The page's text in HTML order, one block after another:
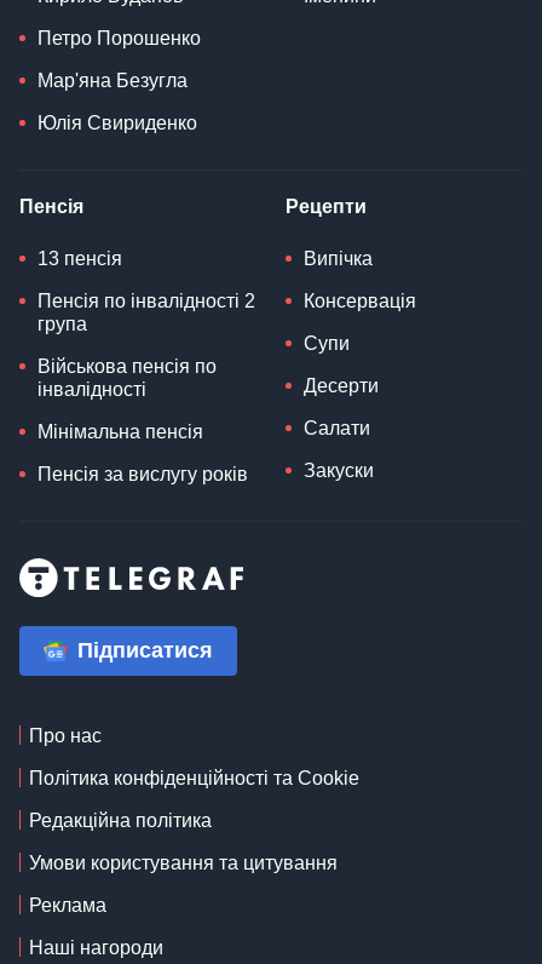
Петро Порошенко
Мар'яна Безугла
Юлія Свириденко
Пенсія
13 пенсія
Пенсія по інвалідності 2
група
Військова пенсія по
інвалідності
Мінімальна пенсія
Пенсія за вислугу років
Рецепти
Випічка
Консервація
Супи
Десерти
Салати
Закуски
Підписатися
Про нас
Політика конфіденційності та Cookie
Редакційна політика
Умови користування та цитування
Реклама
Наші нагороди